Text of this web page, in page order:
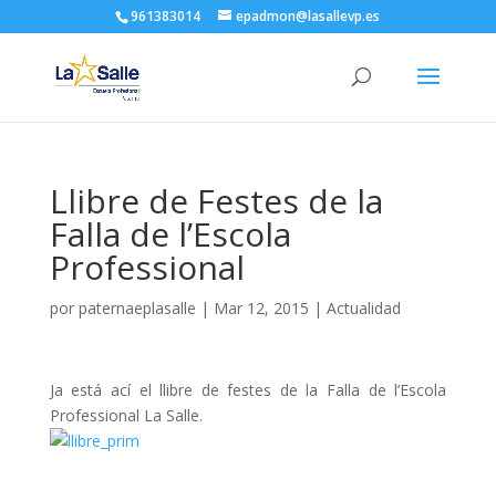
961383014 epadmon@lasallevp.es
Llibre de Festes de la
Falla de l’Escola
Professional
por paternaeplasalle | Mar 12, 2015 | Actualidad
Ja está ací el llibre de festes de la Falla de l’Escola
Professional La Salle.